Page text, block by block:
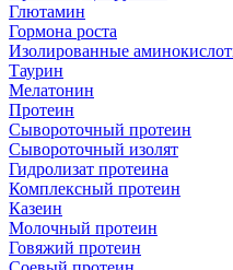
Глютамин
Гормона роста
Изолированные
Таурин
Мелатонин
Протеин
Сывороточный протеин
Сывороточный изолят
Гидролизат протеина
Комплексный протеин
Казеин
Молочный протеин
Говяжий протеин